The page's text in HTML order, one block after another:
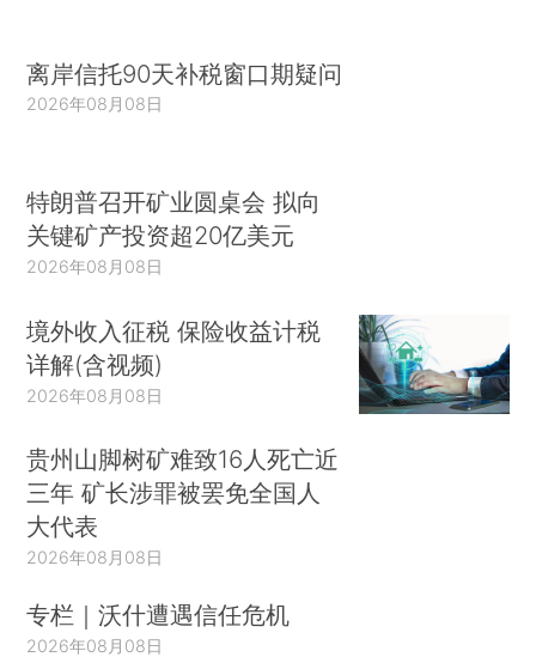
离岸信托90天补税窗口期疑问
2026年08月08日
特朗普召开矿业圆桌会 拟向
关键矿产投资超20亿美元
2026年08月08日
境外收入征税 保险收益计税
详解(含视频)
2026年08月08日
贵州山脚树矿难致16人死亡近
三年 矿长涉罪被罢免全国人
大代表
2026年08月08日
专栏｜沃什遭遇信任危机
2026年08月08日